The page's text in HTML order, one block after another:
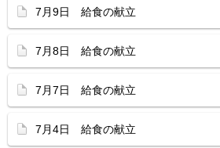
7月9日 給食の献立
7月8日 給食の献立
7月7日 給食の献立
7月4日 給食の献立